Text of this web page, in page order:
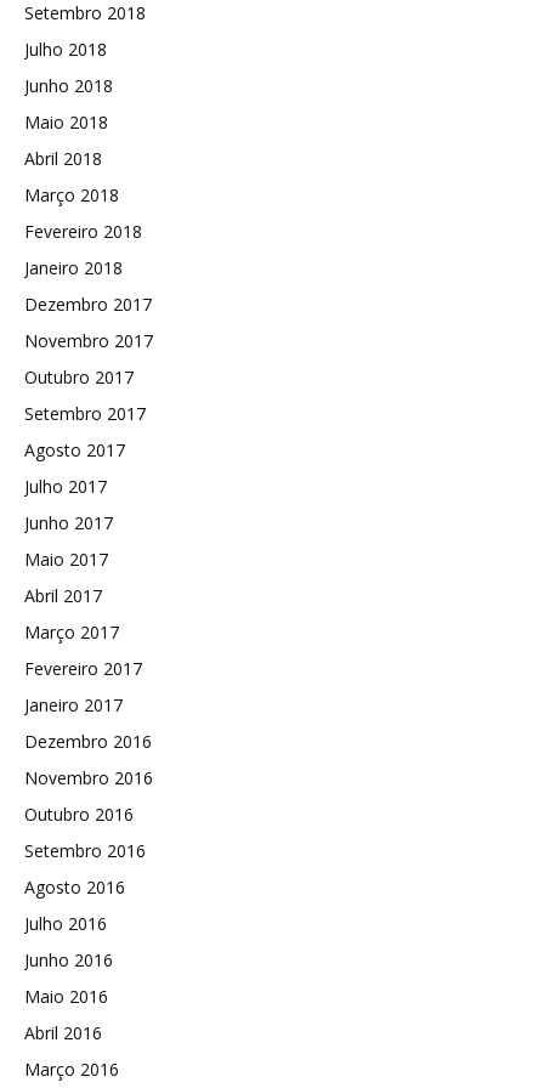
Setembro 2018
Julho 2018
Junho 2018
Maio 2018
Abril 2018
Março 2018
Fevereiro 2018
Janeiro 2018
Dezembro 2017
Novembro 2017
Outubro 2017
Setembro 2017
Agosto 2017
Julho 2017
Junho 2017
Maio 2017
Abril 2017
Março 2017
Fevereiro 2017
Janeiro 2017
Dezembro 2016
Novembro 2016
Outubro 2016
Setembro 2016
Agosto 2016
Julho 2016
Junho 2016
Maio 2016
Abril 2016
Março 2016